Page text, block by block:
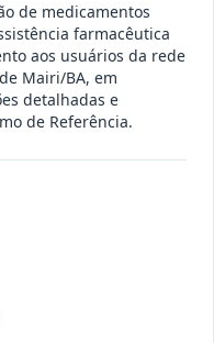
Ver detalhes
de pessoa
prestação de
de pessoas
de medicamentos
farmacêutica
aos usuários da rede
Mairi/BA, em
detalhadas e
de Referência.